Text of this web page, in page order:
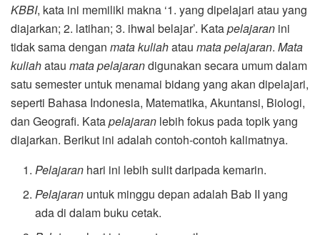
KBBI, kata ini memiliki makna ‘1. yang dipelajari atau yang
diajarkan; 2. latihan; 3. ihwal belajar’. Katapelajaran ini
tidak sama dengan mata kuliahatau mata pelajaran. Mata
kuliahatau mata pelajarandigunakan secara umum dalam
satu semester untuk menamai bidang yang akan dipelajari,
seperti Bahasa Indonesia, Matematika, Akuntansi, Biologi,
dan Geografi. Katapelajaran lebih fokus pada topik yang
diajarkan. Berikut ini adalah contoh-contoh kalimatnya.
Pelajaran hari ini lebih sulit daripada kemarin.
Pelajaran untuk minggu depan adalah Bab II yang
ada di dalam buku cetak.